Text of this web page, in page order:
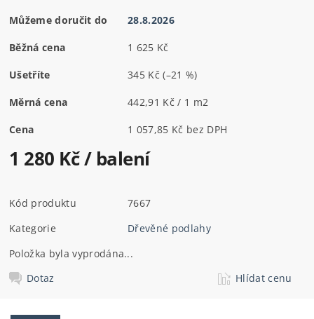
Můžeme doručit do 28.8.2026
Běžná cena 1 625 Kč
Ušetříte 345 Kč(–21 %)
Měrná cena 442,91 Kč / 1 m2
Cena 1 057,85 Kč bez DPH
1 280 Kč/ balení
Kód produktu
7667
Kategorie
Dřevěné podlahy
Položka byla vyprodána...
Dotaz
Hlídat cenu